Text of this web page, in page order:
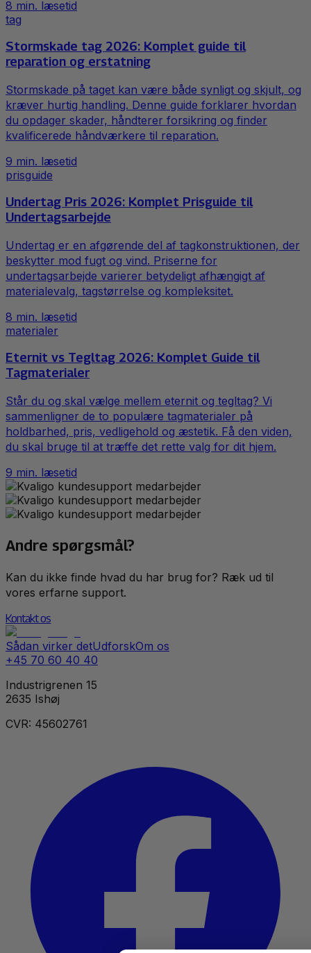
8 min. læsetid
tag
Stormskade tag 2026: Komplet guide til
reparation og erstatning
Stormskade på taget kan være både synligt og skjult, og
kræver hurtig handling. Denne guide forklarer hvordan
du opdager skader, håndterer forsikring og finder
kvalificerede håndværkere til reparation.
9 min. læsetid
prisguide
Undertag Pris 2026: Komplet Prisguide til
Undertagsarbejde
Undertag er en afgørende del af tagkonstruktionen, der
beskytter mod fugt og vind. Priserne for
undertagsarbejde varierer betydeligt afhængigt af
materialevalg, tagstørrelse og kompleksitet.
8 min. læsetid
materialer
Eternit vs Tegltag 2026: Komplet Guide til
Tagmaterialer
Står du og skal vælge mellem eternit og tegltag? Vi
sammenligner de to populære tagmaterialer på
holdbarhed, pris, vedligehold og æstetik. Få den viden,
du skal bruge til at træffe det rette valg for dit hjem.
9 min. læsetid
Andre spørgsmål?
Kan du ikke finde hvad du har brug for? Ræk ud til
vores erfarne support.
Kontakt os
Sådan virker detUdforskOm os
+45 70 60 40 40
Industrigrenen 15
2635 Ishøj
CVR: 45602761